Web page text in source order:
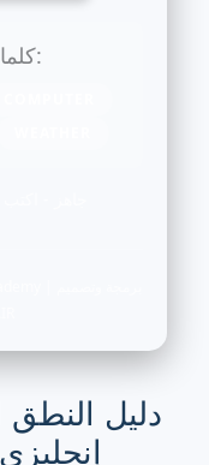
كلمات مقترحة للتجربة: